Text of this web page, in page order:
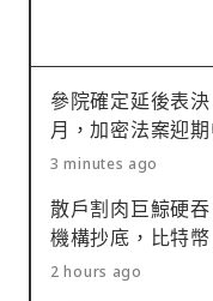
參院確定延後表
月，加密法案迎
3 minutes ago
散戶割肉巨鯨硬
機構抄底，比特
2 hours ago